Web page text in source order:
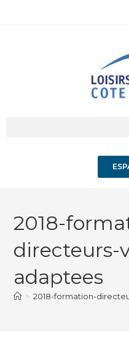
2018-
directeurs-
adaptees
> 2018-formation-